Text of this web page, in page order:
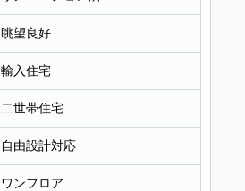
眺望良好
輸入住宅
二世帯住宅
自由設計対応
ワンフロア